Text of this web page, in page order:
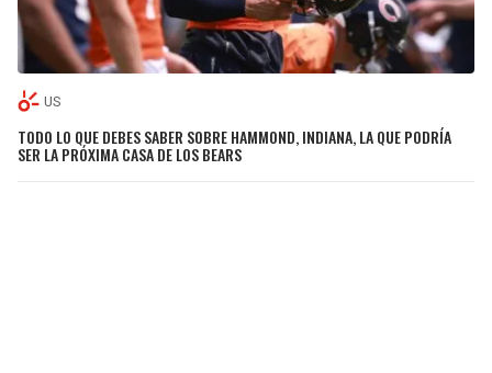
US
TODO LO QUE DEBES SABER SOBRE HAMMOND, INDIANA, LA QUE PODRÍA
SER LA PRÓXIMA CASA DE LOS BEARS